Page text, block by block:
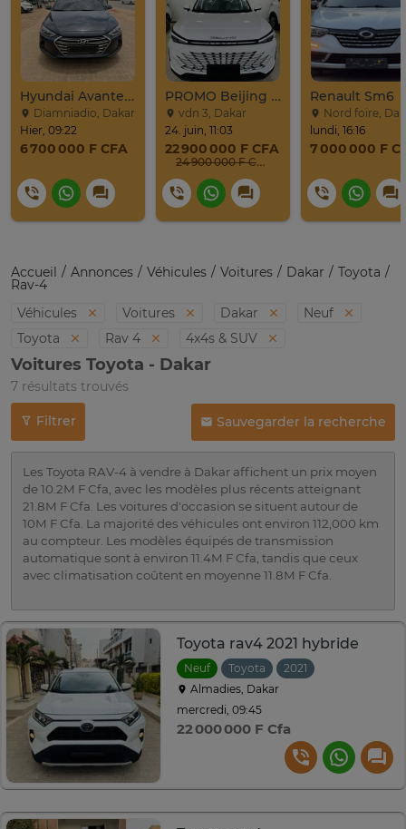
Hyundai Avante 2017
Diamniadio, Dakar
Hier, 09:22
6 700 000 F CFA
PROMO Beijing X7 / 2025
vdn 3, Dakar
24. juin, 11:03
22 900 000 F CFA
24 900 000 F CFA
Renault Sm6
Nord foire,
lundi, 16:16
7 000 000 F
Accueil Annonces Véhicules Voitures Dakar Toyota
Rav-4
Véhicules
Voitures Dakar
Neuf
Toyota
Rav 4 4x4s & SUV
Voitures Toyota - Dakar
7 résultats trouvés
Filtrer Sauvegarder la recherche
Les Toyota RAV-4 à vendre à Dakar affichent un prix moyen
de 10.2M F Cfa, avec les modèles plus récents atteignant
21.8M F Cfa. Les voitures d'occasion se situent autour de
10M F Cfa. La majorité des véhicules ont environ 112,000 km
au compteur. Les modèles équipés de transmission
automatique sont à environ 11.4M F Cfa, tandis que ceux
avec climatisation coûtent en moyenne 11.8M F Cfa.
Toyota rav4 2021 hybride
Neuf Toyota 2021
Almadies, Dakar
mercredi, 09:45
22 000 000 F Cfa